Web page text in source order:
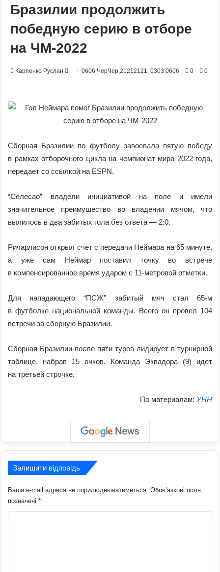
Бразилии продолжить
победную серию в отборе
на ЧМ-2022
Карпенко Руслан
Send0606.ЧерЧер.21212121, 0303:0606 0 0
Сборная Бразилии по футболу завоевала пятую победу
в рамках отборочного цикла на чемпионат мира 2022 года,
передает со ссылкой на ESPN.
“Селесао” владели инициативой на поле и имели
значительное преимущество во владении мячом, что
вылилось в два забитых гола без ответа — 2:0.
Ричарлисон открыл счет с передачи Неймара на 65 минуте,
а уже сам Неймар поставил точку во встрече
в компенсированное время ударом с 11-метровой отметки.
Для нападающего “ПСЖ” забитый мяч стал 65-м
в футболке национальной команды. Всего он провел 104
встречи за сборную Бразилии.
Сборная Бразилии после пяти туров лидирует в турнирной
таблице, набрав 15 очков. Команда Эквадора (9) идет
на третьей строчке.
По материалам: УНН
Залишити відповідь
Ваша e-mail адреса не оприлюднюватиметься. Обов’язкові поля
позначені *